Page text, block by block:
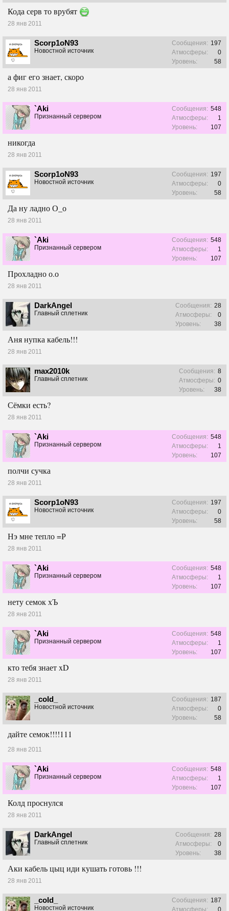
Кода серв то врубят
28 янв 2011
Scorp1oN93
Новостной источник
Сообщения: 197
Атмосферы:
0
Уровень:
58
а фиг его знает, скоро
28 янв 2011
`Aki
Признанный сервером
Сообщения: 548
Атмосферы:
1
Уровень:
107
никогда
28 янв 2011
Scorp1oN93
Новостной источник
Сообщения: 197
Атмосферы:
0
Уровень:
58
Да ну ладно О_о
28 янв 2011
`Aki
Признанный сервером
Сообщения: 548
Атмосферы:
1
Уровень:
107
Прохладно о.о
28 янв 2011
DarkAngel
Главный сплетник
Сообщения: 28
Атмосферы:
0
Уровень:
38
Аня нупка кабель!!!
28 янв 2011
max2010k
Главный сплетник
Сообщения: 8
Атмосферы: 0
Уровень:
38
Сёмки есть?
28 янв 2011
`Aki
Признанный сервером
Сообщения: 548
Атмосферы:
1
Уровень:
107
полчи сучка
28 янв 2011
Scorp1oN93
Новостной источник
Сообщения: 197
Атмосферы:
0
Уровень:
58
Нэ мне тепло =Р
28 янв 2011
`Aki
Признанный сервером
Сообщения: 548
Атмосферы:
1
Уровень:
107
нету семок хЪ
28 янв 2011
`Aki
Признанный сервером
Сообщения: 548
Атмосферы:
1
Уровень:
107
кто тебя знает xD
28 янв 2011
_cold_
Новостной источник
Сообщения: 187
Атмосферы:
0
Уровень:
58
дайте семок!!!!111
28 янв 2011
`Aki
Признанный сервером
Сообщения: 548
Атмосферы:
1
Уровень:
107
Колд проснулся
28 янв 2011
DarkAngel
Главный сплетник
Сообщения: 28
Атмосферы:
0
Уровень:
38
Аки кабель цыц иди кушать готовь !!!
28 янв 2011
_cold_
Новостной источник
Сообщения: 187
Атмосферы:
0